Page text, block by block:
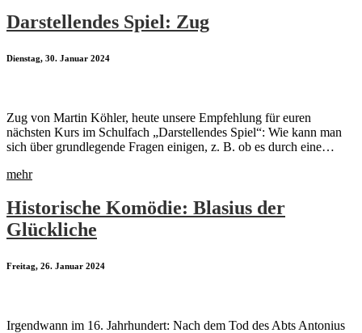
Darstellendes Spiel: Zug
Dienstag, 30. Januar 2024
Zug von Martin Köhler, heute unsere Empfehlung für euren
nächsten Kurs im Schulfach „Darstellendes Spiel“: Wie kann man
sich über grundlegende Fragen einigen, z. B. ob es durch eine…
mehr
Historische Komödie: Blasius der
Glückliche
Freitag, 26. Januar 2024
Irgendwann im 16. Jahrhundert: Nach dem Tod des Abts Antonius